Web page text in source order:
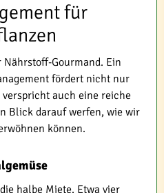
für
Gourmand. Ein
fördert nicht nur
auch eine reiche
Blick darauf werfen, wie wir
können.
halbe Miete. Etwa vier